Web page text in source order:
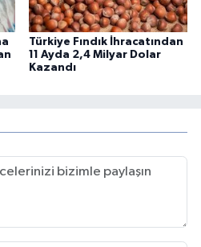
Türkiye Fındık İhracatından
11 Ayda 2,4 Milyar Dolar
Kazandı